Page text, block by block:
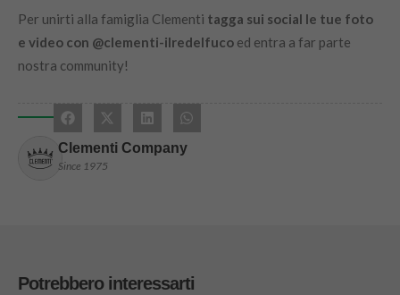
Clementi Company
Since 1975
Per unirti alla famiglia Clementi tagga sui social le tue foto
e video con @clementi-ilredelfuco ed entra a far parte
nostra community!
Potrebbero interessarti